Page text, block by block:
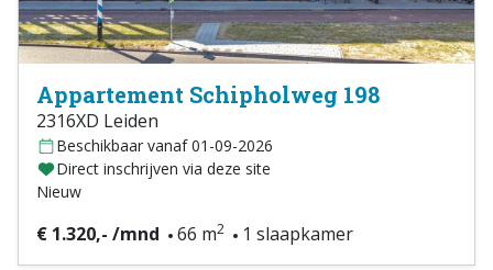
Appartement Schipholweg 198
2316XD Leiden
Beschikbaar vanaf 01-09-2026
Direct inschrijven via deze site
Nieuw
€ 1.320,- /mnd 66 m2 1 slaapkamer